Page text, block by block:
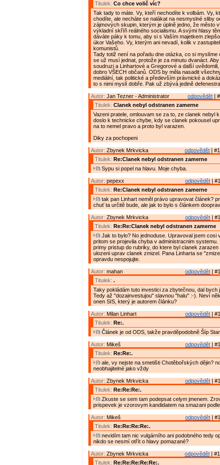
Titulek: Co chce volič víc?
Tak tady to máte. Vy, kteří nechodíte k volbám. Vy,
chodíte, ale necháte se nalákat na nesmyslné sliby
zájmových skupin, kterým je úplně jedno, že město
výkladní skříň reálného socialismu. A svými hlasy
dáváte páky k tomu, aby si s Vaším majetkem
úkor Vašeho. Vy, kterým ani nevadí, kolik v
komunistů.
Tady totiž není na pořadu dne otázka, co si myslíme
se už musí jednat, protože je za minutu dvanáct.
soudruzi a Linhartové a Gregorové a další
dobro VŠECH občanů. ODS by měla nasadit
mediální, tak politické a především právnické a
to s nimi myslí dobře. Pak už zbývá jedině
odpovědět |
Autor: Jan Tezner - Administrator
Titulek: Clanek nebyl odstranen zamerne
Vazeni pratele, omlouvam se za to, ze clanek nebyl
doslo k technicke chybe, kdy se clanek pokousel
na to nemel pravo a proto byl varazen.
Diky za pochopeni
odpovědět |
Autor: Zbynek Mrkvicka
Titulek: Re:Clanek nebyl odstranen zamerne
Sypu si popel na hlavu. Moje chyba.
odpovědět |
Autor: pepexx
Titulek: Re:Clanek nebyl odstranen zamerne
tak pan Linhart neměl právo upravovat článek?
chuť ta určitě bude, ale jak to bylo s článkem
odpovědět |
Autor: Zbynek Mrkvicka
Titulek: Re:Re:Clanek nebyl odstranen zamerne
Jak to bylo? No jednoduse. Upravoval jsem cosi
pritom se projevila chyba v administracnim systemu.
primy pristup do rubriky, do ktere byl clanek zarazen
ulozeni uprav clanek zmizel. Pana Linharta se
opravdu nespojujte.
odpovědět |
Autor: mahan
Titulek: .
Taky pokládám tuto investici za zbytečnou, dal bych
Tedy až "dozainvestujou" slavnou "halu" :-). Neví
onen SIS, který je autorem článku?
odpovědět |
Autor: Milan Linhart
Titulek: Re:.
Článek je od ODS, takže pravděpodobně Šíp
odpovědět |
Autor: Mikeš
Titulek: Re:Re:.
ale, vy nejste na smetišti Chotěbořských dějin?
neobhajitelné jako vždy
odpovědět |
Autor: Zbynek Mrkvicka
Titulek: Re:Re:Re:.
Zkuste se sem tam podepsat celym jmenem.
prispevek je vzorovym kandidatem na smazani
odpovědět |
Autor: Mikeš
Titulek: Re:Re:Re:Re:.
nevidím tam nic vulgárního ani podobného tedy
nikdo se nesmí otřít o hlavy pomazané?
odpovědět |
Autor: Zbynek Mrkvicka
Titulek: Re:Re:Re:Re:Re:.